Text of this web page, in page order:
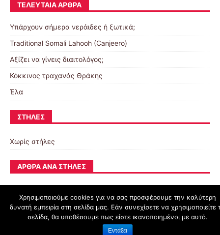
ΤΕΛΕΥΤΑΊΑ ΆΡΘΡΑ
Υπάρχουν σήμερα νεράιδες ή ξωτικά;
Traditional Somali Lahooh (Canjeero)
Αξίζει να γίνεις διαιτολόγος;
Κόκκινος τραχανάς Θράκης
Έλα
ΣΤΉΛΕΣ
Χωρίς στήλες
ΆΡΘΡΑ ΑΝΆ ΣΤΉΛΕΣ
schoolpress.sch.gr
Χρησιμοποιούμε cookies για να σας προσφέρουμε την καλύτερη
δυνατή εμπειρία στη σελίδα μας. Εάν συνεχίσετε να χρησιμοποιείτε
σελίδα, θα υποθέσουμε πως είστε ικανοποιημένοι με αυτό.
Εντάξει